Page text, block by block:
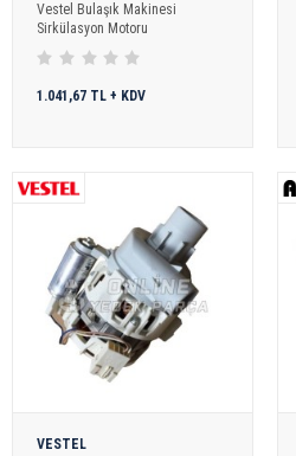
Vestel Bulaşık Makinesi
Sirkülasyon Motoru
1.041,67 TL + KDV
VESTEL